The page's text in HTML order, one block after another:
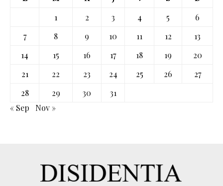
1
2 3 4 5
6
7
8 9 10 11 12
13
14
15 16 17 18 19
20
21
22 23 24 25 26
27
28
29 30
31
« Sep
Nov »